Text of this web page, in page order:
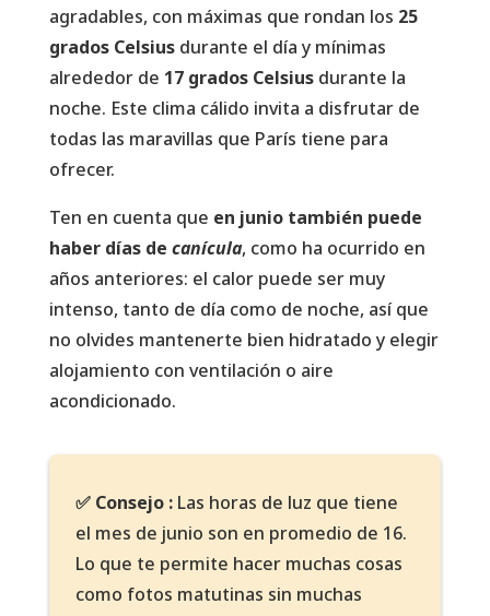
agradables, con máximas que rondan los 25
grados Celsiusdurante el día y mínimas
alrededor de 17 grados Celsiusdurante la
noche. Este clima cálido invita a disfrutar de
todas las maravillas que París tiene para
ofrecer.
Ten en cuenta que en junio también puede
haber días de canícula, como ha ocurrido en
años anteriores: el calor puede ser muy
intenso, tanto de día como de noche, así que
no olvides mantenerte bien hidratado y elegir
alojamiento con ventilación o aire
acondicionado.
✅ Consejo :Las horas de luz que tiene
el mes de junio son en promedio de 16.
Lo que te permite hacer muchas cosas
como fotos matutinas sin muchas